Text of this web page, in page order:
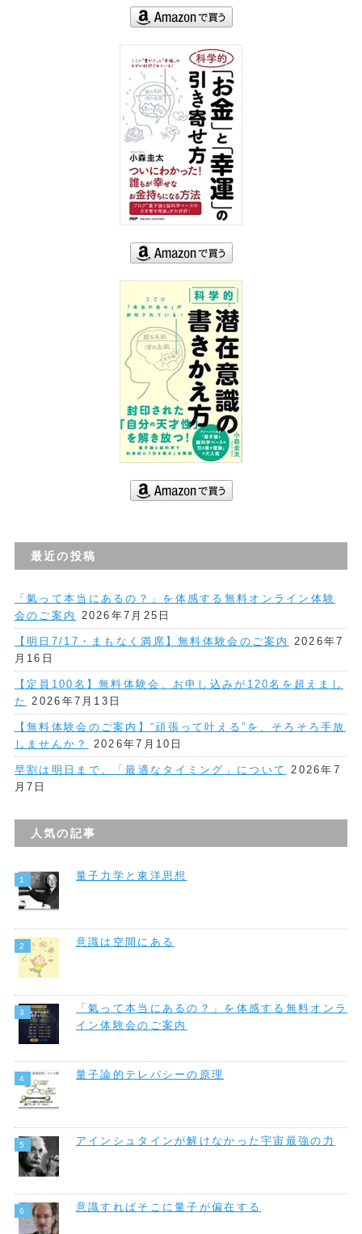
最近の投稿
「氣って本当にあるの？」を体感する無料オンライン体験
会のご案内
2026年7月25日
【明日7/17・まもなく満席】無料体験会のご案内
2026年7
月16日
【定員100名】無料体験会、お申し込みが120名を超えまし
た
2026年7月13日
【無料体験会のご案内】“頑張って叶える”を、そろそろ手放
しませんか？
2026年7月10日
早割は明日まで。「最適なタイミング」について
2026年7
月7日
人気の記事
量子力学と東洋思想
意識は空間にある
「氣って本当にあるの？」を体感する無料オンラ
イン体験会のご案内
量子論的テレパシーの原理
アインシュタインが解けなかった宇宙最強の力
意識すればそこに量子が偏在する